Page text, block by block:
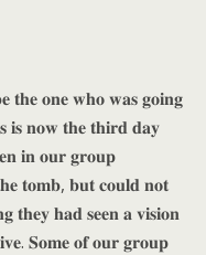
𝐭𝐡𝐞 𝐨𝐧𝐞 𝐰𝐡𝐨 𝐰𝐚𝐬 𝐠𝐨𝐢𝐧𝐠
𝐢𝐬 𝐧𝐨𝐰 𝐭𝐡𝐞 𝐭𝐡𝐢𝐫𝐝 𝐝𝐚𝐲
𝐢𝐧 𝐨𝐮𝐫 𝐠𝐫𝐨𝐮𝐩
𝐭𝐨𝐦𝐛, 𝐛𝐮𝐭 𝐜𝐨𝐮𝐥𝐝 𝐧𝐨𝐭
𝐭𝐡𝐞𝐲 𝐡𝐚𝐝 𝐬𝐞𝐞𝐧 𝐚 𝐯𝐢𝐬𝐢𝐨𝐧
𝐒𝐨𝐦𝐞 𝐨𝐟 𝐨𝐮𝐫 𝐠𝐫𝐨𝐮𝐩